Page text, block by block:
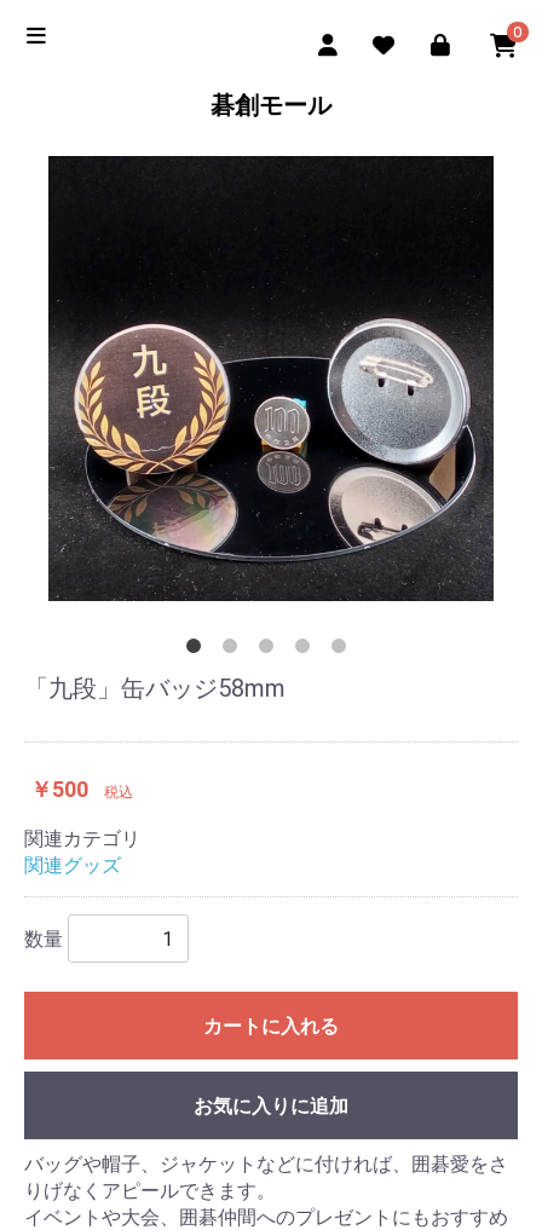
0
碁創モール
「九段」缶バッジ58mm
￥500 税込
関連カテゴリ
関連グッズ
数量
カートに入れる
お気に入りに追加
バッグや帽子、ジャケットなどに付ければ、囲碁愛をさ
りげなくアピールできます。
イベントや大会、囲碁仲間へのプレゼントにもおすすめ